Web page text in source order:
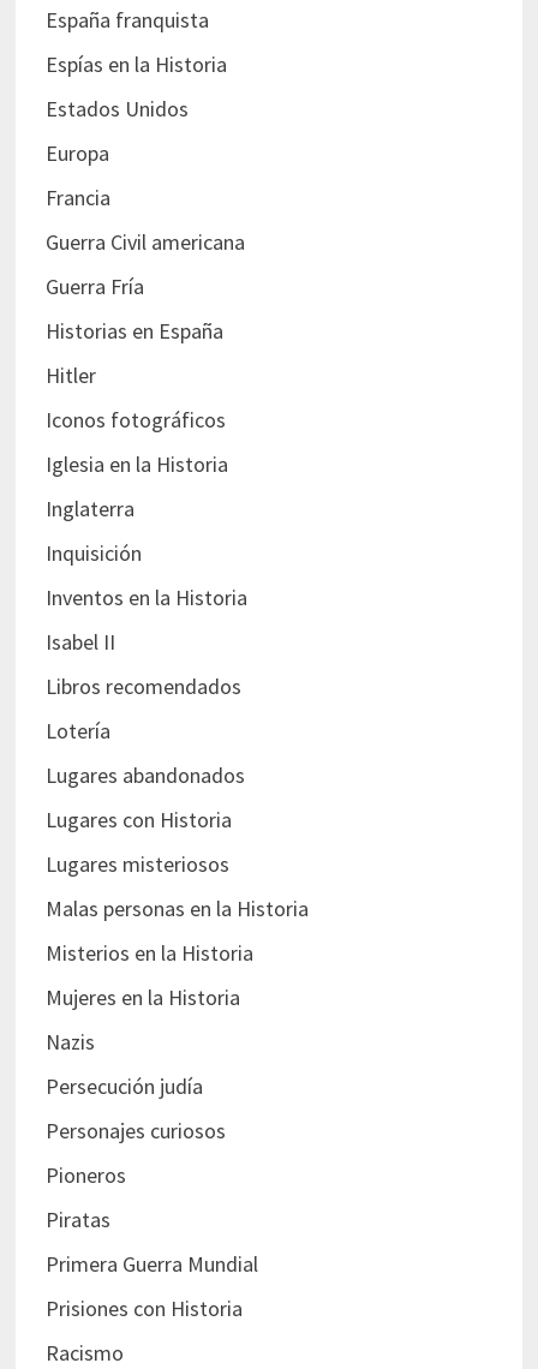
España franquista
Espías en la Historia
Estados Unidos
Europa
Francia
Guerra Civil americana
Guerra Fría
Historias en España
Hitler
Iconos fotográficos
Iglesia en la Historia
Inglaterra
Inquisición
Inventos en la Historia
Isabel II
Libros recomendados
Lotería
Lugares abandonados
Lugares con Historia
Lugares misteriosos
Malas personas en la Historia
Misterios en la Historia
Mujeres en la Historia
Nazis
Persecución judía
Personajes curiosos
Pioneros
Piratas
Primera Guerra Mundial
Prisiones con Historia
Racismo